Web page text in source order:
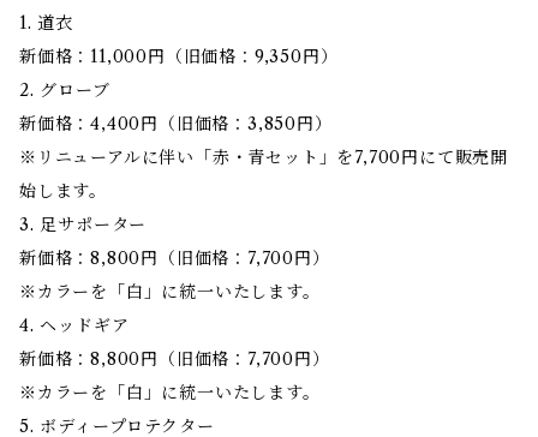
1. 道衣
新価格：11,000円（旧価格：9,350円）
2. グローブ
新価格：4,400円（旧価格：3,850円）
※リニューアルに伴い「赤・青セット」を7,700円にて販売開
始します。
3. 足サポーター
新価格：8,800円（旧価格：7,700円）
※カラーを「白」に統一いたします。
4. ヘッドギア
新価格：8,800円（旧価格：7,700円）
※カラーを「白」に統一いたします。
5. ボディープロテクター